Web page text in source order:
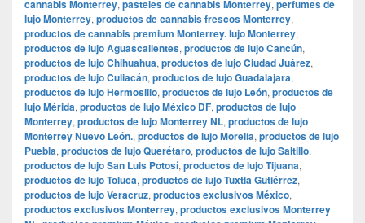
cannabis Monterrey, pasteles de cannabis Monterrey, perfumes de
lujo Monterrey, productos de cannabis frescos Monterrey,
productos de cannabis premium Monterrey. lujo Monterrey,
productos de lujo Aguascalientes, productos de lujo Cancún,
productos de lujo Chihuahua, productos de lujo Ciudad Juárez,
productos de lujo Culiacán, productos de lujo Guadalajara,
productos de lujo Hermosillo, productos de lujo León, productos de
lujo Mérida, productos de lujo México DF, productos de lujo
Monterrey, productos de lujo Monterrey NL, productos de lujo
Monterrey Nuevo León., productos de lujo Morelia, productos de lujo
Puebla, productos de lujo Querétaro, productos de lujo Saltillo,
productos de lujo San Luis Potosí, productos de lujo Tijuana,
productos de lujo Toluca, productos de lujo Tuxtla Gutiérrez,
productos de lujo Veracruz, productos exclusivos México,
productos exclusivos Monterrey, productos exclusivos Monterrey